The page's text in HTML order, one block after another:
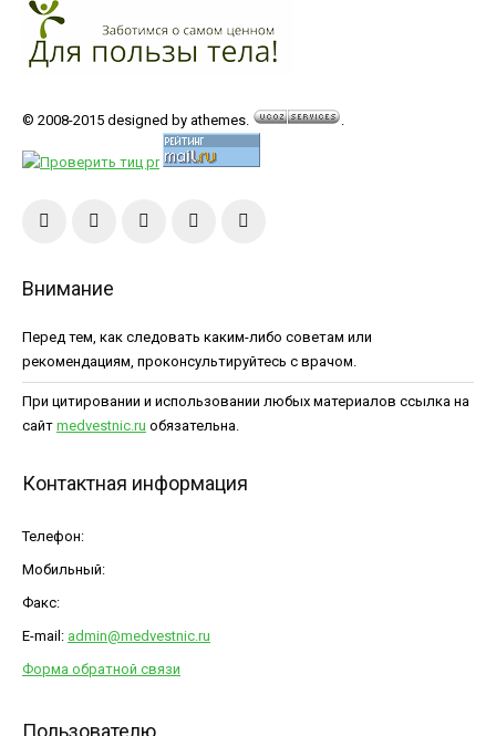
© 2008-2015 designed by athemes. .
Внимание
Перед тем, как следовать каким-либо советам или
рекомендациям, проконсультируйтесь с врачом.
При цитировании и использовании любых материалов ссылка на
сайт medvestnic.ru обязательна.
Контактная информация
Телефон:
Мобильный:
Факс:
E-mail: admin@medvestnic.ru
Форма обратной связи
Пользователю